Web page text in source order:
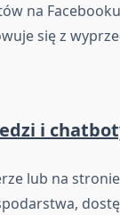
na
się z
i
lub na